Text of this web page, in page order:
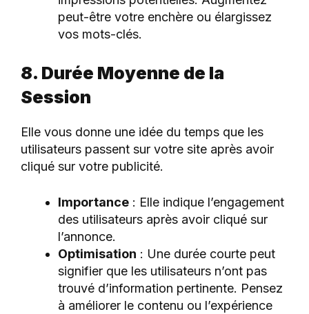
peut-être votre enchère ou élargissez
vos mots-clés.
8. Durée Moyenne de la
Session
Elle vous donne une idée du temps que les
utilisateurs passent sur votre site après avoir
cliqué sur votre publicité.
Importance : Elle indique l’engagement
des utilisateurs après avoir cliqué sur
l’annonce.
Optimisation : Une durée courte peut
signifier que les utilisateurs n’ont pas
trouvé d’information pertinente. Pensez
à améliorer le contenu ou l’expérience